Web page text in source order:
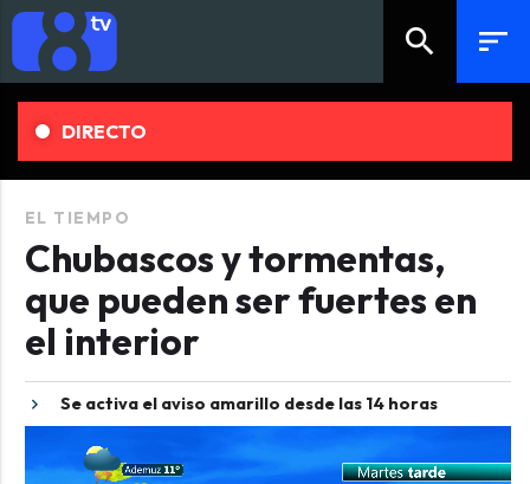
search sort
DIRECTO
EL TIEMPO
Chubascos y tormentas,
que pueden ser fuertes en
el interior
Se activa el aviso amarillo desde las 14 horas